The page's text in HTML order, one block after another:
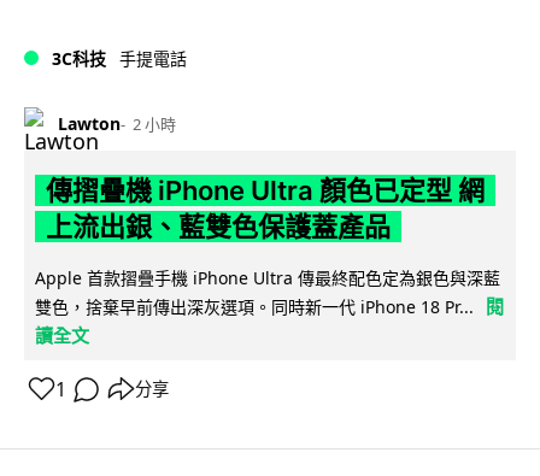
3C科技 手提電話
Lawton 2 小時
傳摺疊機 iPhone Ultra 顏色已定型 網
上流出銀、藍雙色保護蓋產品
Apple 首款摺疊手機 iPhone Ultra 傳最終配色定為銀色與深藍
雙色，捨棄早前傳出深灰選項。同時新一代 iPhone 18 Pr...
閱
讀全文
1 分享